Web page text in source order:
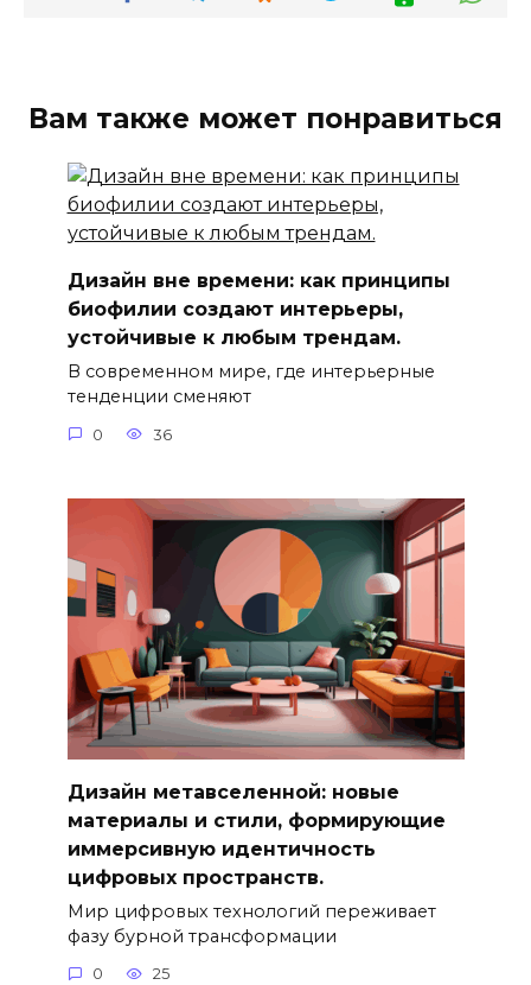
Вам также может понравиться
Дизайн вне времени: как принципы
биофилии создают интерьеры,
устойчивые к любым трендам.
В современном мире, где интерьерные
тенденции сменяют
0 36
Дизайн метавселенной: новые
материалы и стили, формирующие
иммерсивную идентичность
цифровых пространств.
Мир цифровых технологий переживает
фазу бурной трансформации
0 25